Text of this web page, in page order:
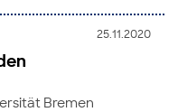
25.11.2020
Bremen